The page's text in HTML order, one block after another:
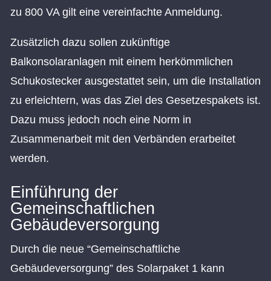
zu 800 VA gilt eine vereinfachte Anmeldung.
Zusätzlich dazu sollen zukünftige
Balkonsolaranlagen mit einem herkömmlichen
Schukostecker ausgestattet sein, um die Installation
zu erleichtern, was das Ziel des Gesetzespakets ist.
Dazu muss jedoch noch eine Norm in
Zusammenarbeit mit den Verbänden erarbeitet
werden.
Einführung der
Gemeinschaftlichen
Gebäudeversorgung
Durch die neue “Gemeinschaftliche
Gebäudeversorgung” des Solarpaket 1 kann